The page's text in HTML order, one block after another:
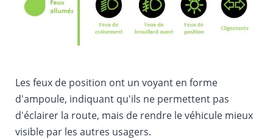
Les feux de position ont un voyant en forme
d'ampoule, indiquant qu'ils ne permettent pas
d'éclairer la route, mais de rendre le véhicule mieux
visible par les autres usagers.